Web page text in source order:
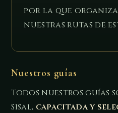
por la que
nuestras rutas de
Nuestros guías
Todos nuestros guías
Sisal, capacitada y